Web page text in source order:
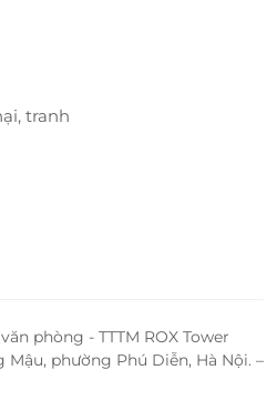
nhiều khách hàng yêu
nhu cầu làm đẹp cho mái
tranh
phòng - TTTM ROX Tower
Mậu, phường Phú Diễn, Hà Nội. –